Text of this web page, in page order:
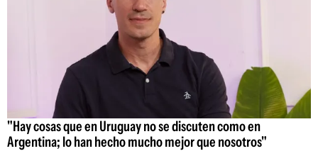
"Hay cosas que en Uruguay no se discuten como en
Argentina; lo han hecho mucho mejor que nosotros"